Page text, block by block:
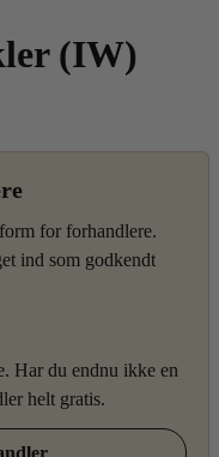
(IW)
for forhandlere.
ind som godkendt
Har du endnu ikke en
helt gratis.